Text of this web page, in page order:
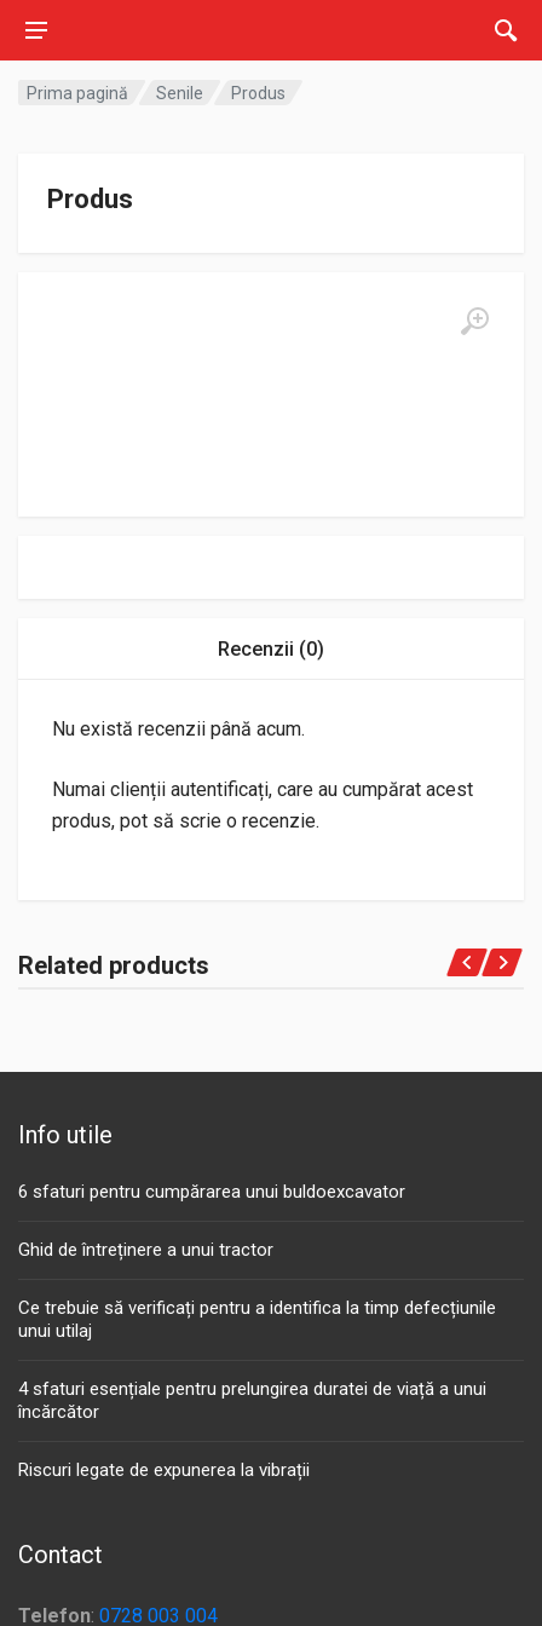
Prima pagină Senile Produs
Produs
Recenzii (0)
Nu există recenzii până acum.
Numai clienții autentificați, care au cumpărat acest
produs, pot să scrie o recenzie.
Related products
Info utile
6 sfaturi pentru cumpărarea unui buldoexcavator
Ghid de întreținere a unui tractor
Ce trebuie să verificați pentru a identifica la timp defecțiunile
unui utilaj
4 sfaturi esențiale pentru prelungirea duratei de viață a unui
încărcător
Riscuri legate de expunerea la vibrații
Contact
Telefon: 0728 003 004